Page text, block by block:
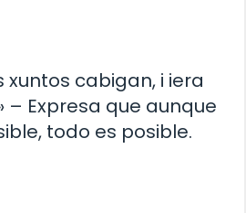
xuntos cabigan, i iera
– Expresa que aunque
todo es posible.